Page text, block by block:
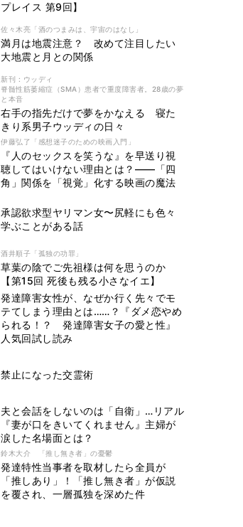
プレイス 第9回】
佐々木亮「酒のつまみは、宇宙のはなし」
満月は地震注意？ 改めて注目したい
大地震と月との関係
新刊 : ウッディ
脊髄性筋萎縮症（SMA）患者で重度障害者。28歳の夢
と本音
右手の指先だけで夢をかなえる 寝た
きり系男子ウッディの日々
伊藤弘了「感想迷子のための映画入門」
『人のセックスを笑うな』を早送り視
聴してはいけない理由とは？――「四
角」関係を「視覚」化する映画の魔法
承認欲求型ヤリマン女〜尻軽にも色々
学ぶことがある話
酒井順子「孤独の功罪」
草葉の陰でご先祖様は何を思うのか
【第15回 死後も残る小さなイエ】
発達障害女性が、なぜか行く先々でモ
テてしまう理由とは……？『ダメ恋やめ
られる！？ 発達障害女子の愛と性』
人気回試し読み
禁止になった交霊術
夫と会話をしないのは「自衛」…リアル
『妻が口をきいてくれません』主婦が
涙した名場面とは？
鈴木大介 「推し無き者」の憂鬱
発達特性当事者を取材したら全員が
「推しあり」！「推し無き者」が仮説
を覆され、一層孤独を深めた件